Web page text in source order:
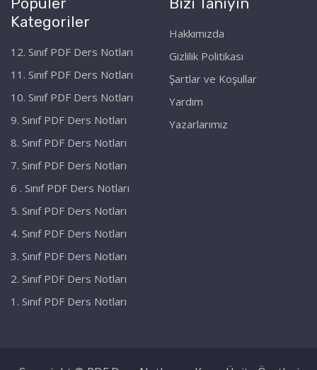
Kategoriler
12. Sınıf PDF Ders Notları
11. Sınıf PDF Ders Notları
10. Sınıf PDF Ders Notları
9. Sınıf PDF Ders Notları
8. Sınıf PDF Ders Notları
7. Sınıf PDF Ders Notları
6 . Sınıf PDF Ders Notları
5. Sınıf PDF Ders Notları
4. Sınıf PDF Ders Notları
3. Sınıf PDF Ders Notları
2. Sınıf PDF Ders Notları
1. Sınıf PDF Ders Notları
Hakkımızda
Gizlilik Politikası
Şartlar ve Koşullar
Yardım
Yazarlarımız